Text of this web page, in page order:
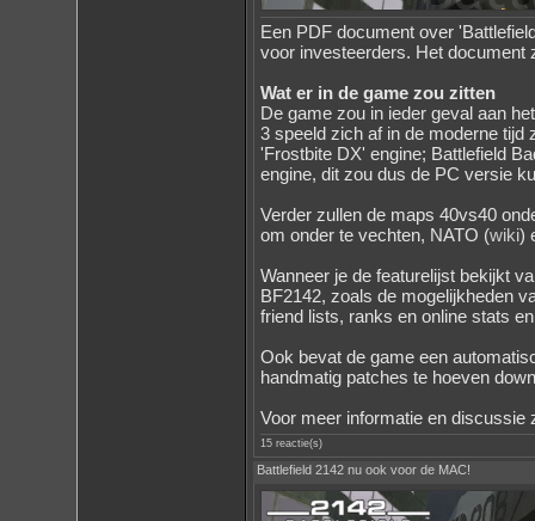
Een PDF document over
voor investeerders. Het document
Wat er in de game zou zitten
De game zou in ieder geval aan
3 speeld zich af in de moderne tijd
'Frostbite DX' engine; Battlefield
engine, dit zou dus de PC versie
Verder zullen de maps 40vs40
om onder te vechten, NATO (wiki)
Wanneer je de featurelijst bekijkt
BF2142, zoals de mogelijkheden
friend lists, ranks en online stats
Ook bevat de game een
handmatig patches te hoeven
Voor meer informatie en discussie
15 reactie(s)
Battlefield 2142 nu ook voor de MAC!